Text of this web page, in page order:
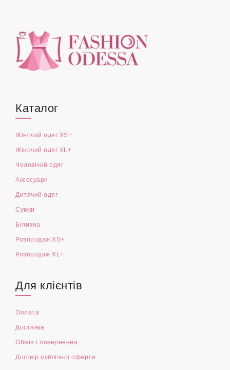
Каталог
Жіночий одяг XS+
Жіночий одяг XL+
Чоловічий одяг
Аксесуари
Дитячий одяг
Сумки
Білизна
Розпродаж XS+
Розпродаж XL+
Для клієнтів
Оплата
Доставка
Обмін і повернення
Договір публічної оферти